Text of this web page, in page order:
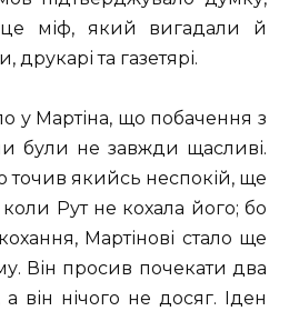
міф, який вигадали й
друкарі та газетярі.
у Мартіна, що побачення з
були не завжди щасливі.
точив якийсь неспокій, ще
коли Рут не кохала його; бо
Мартінові стало ще
Він просив почекати два
він нічого не досяг. Іден